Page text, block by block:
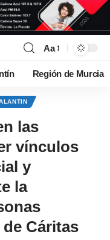
Aa
Región de Murcia
las
vínculos
y
la
Cáritas